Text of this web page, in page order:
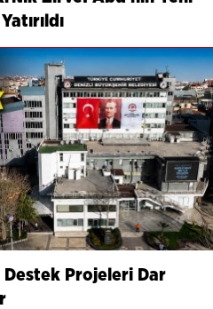
Destek Projeleri Dar